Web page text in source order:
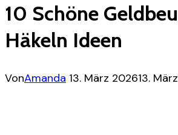
10 Schöne
Häkeln Ideen
VonAmanda 13. März 202613.